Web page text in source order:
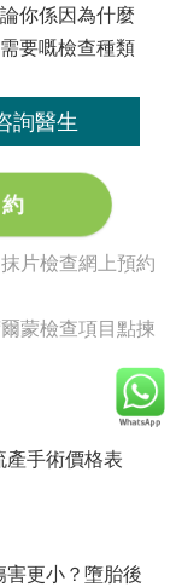
你係因為什麼
要嘅檢查種類
詢醫生
片檢查網上預約
蒙檢查項目點揀
產手術價格表
害更小？墮胎後